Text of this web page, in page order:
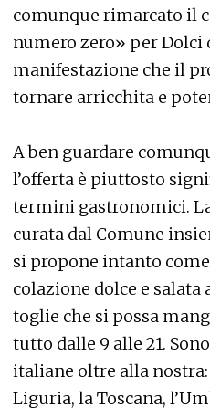
comunque rimarcato il
numero zero» per Dolci
manifestazione che il
tornare arricchita e
A ben guardare
l’offerta è piuttosto
termini gastronomici.
curata dal Comune
si propone intanto
colazione dolce e salata
toglie che si possa
tutto dalle 9 alle 21.
italiane oltre alla nostra:
Liguria, la Toscana,